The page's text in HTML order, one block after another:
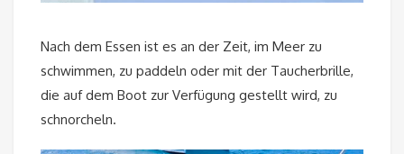
Nach dem Essen ist es an der Zeit, im Meer zu
schwimmen, zu paddeln oder mit der Taucherbrille,
die auf dem Boot zur Verfügung gestellt wird, zu
schnorcheln.